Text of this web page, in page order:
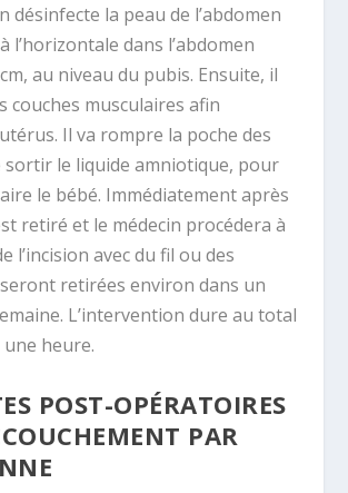
désinfecte la peau de l’abdomen
l’horizontale dans l’abdomen
au niveau du pubis. Ensuite, il
couches musculaires afin
Il va rompre la poche des
sortir le liquide amniotique, pour
le bébé. Immédiatement après
retiré et le médecin procédera à
l’incision avec du fil ou des
retirées environ dans un
L’intervention dure au total
heure.
POST-OPÉRATOIRES
PAR